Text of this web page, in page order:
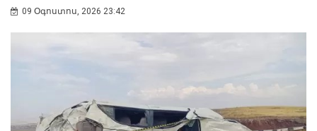
09 Օգոստոս, 2026 23:42